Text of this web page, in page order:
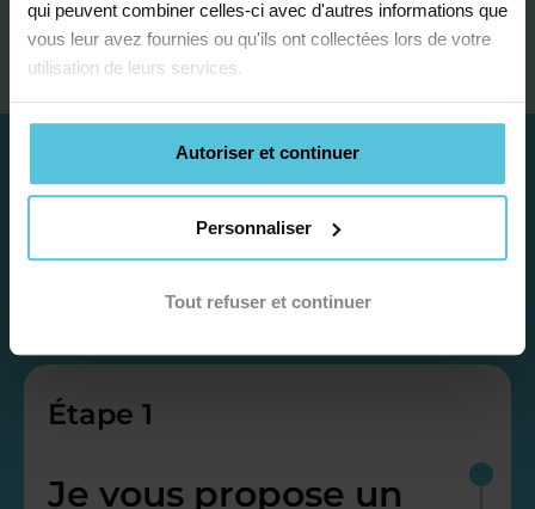
qui peuvent combiner celles-ci avec d'autres informations que
vous leur avez fournies ou qu'ils ont collectées lors de votre
utilisation de leurs services.
Autoriser et continuer
Personnaliser
Tout refuser et continuer
Étape 1
Je vous propose un